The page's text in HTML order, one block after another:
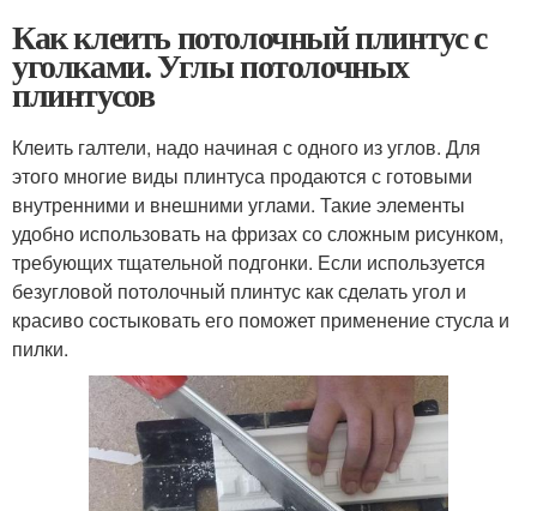
Как клеить потолочный плинтус с
уголками. Углы потолочных
плинтусов
Клеить галтели, надо начиная с одного из углов. Для
этого многие виды плинтуса продаются с готовыми
внутренними и внешними углами. Такие элементы
удобно использовать на фризах со сложным рисунком,
требующих тщательной подгонки. Если используется
безугловой потолочный плинтус как сделать угол и
красиво состыковать его поможет применение стусла и
пилки.